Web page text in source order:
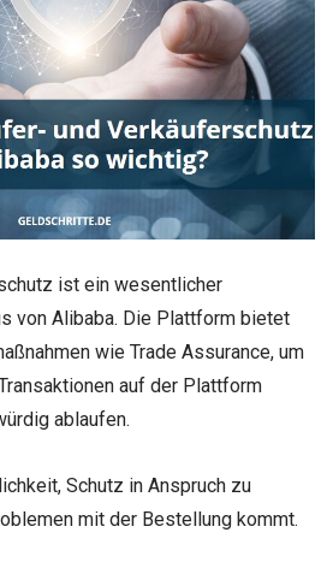
ist ein wesentlicher
von Alibaba. Die Plattform bietet
wie Trade Assurance, um
auf der Plattform
ablaufen.
Schutz in Anspruch zu
mit der Bestellung kommt.